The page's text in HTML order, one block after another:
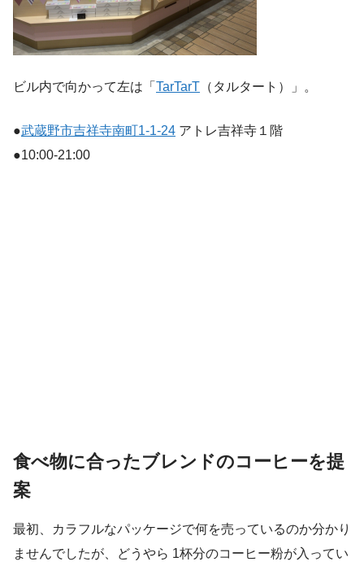
ビル内で向かって左は「 TarTarT （タルタート）」。
●武蔵野市吉祥寺南町1-1-24 アトレ吉祥寺１階
●10:00-21:00
食べ物に合ったブレンドのコーヒーを提
案
最初、カラフルなパッケージで何を売っているのか分かり
ませんでしたが、どうやら 1杯分のコーヒー粉が入ってい